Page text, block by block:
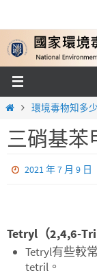
content
Home環境毒物知多少
三硝基苯
2021 年 7 月 9 日
Tetryl（2,4,6-
Tetryl有些較
tetril。